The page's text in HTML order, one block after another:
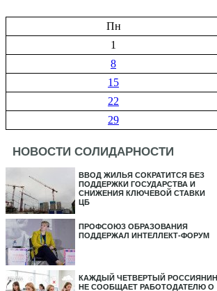
Пн
1
8
15
22
29
НОВОСТИ СОЛИДАРНОСТИ
ВВОД ЖИЛЬЯ СОКРАТИТСЯ БЕЗ
ПОДДЕРЖКИ ГОСУДАРСТВА И
СНИЖЕНИЯ КЛЮЧЕВОЙ СТАВКИ
ЦБ
ПРОФСОЮЗ ОБРАЗОВАНИЯ
ПОДДЕРЖАЛ ИНТЕЛЛЕКТ-ФОРУМ
КАЖДЫЙ ЧЕТВЕРТЫЙ РОССИЯНИН
НЕ СООБЩАЕТ РАБОТОДАТЕЛЮ О